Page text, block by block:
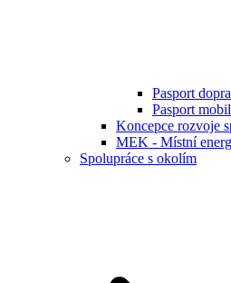
Pasport
Pasport
Koncepce rozvoje
MEK - Místní
Spolupráce s okolím